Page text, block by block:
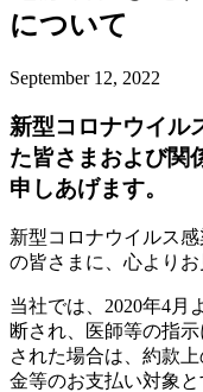
について
September 12, 2022
新型コロナウイル
た皆さまおよび関
申しあげます。
新型コロナウイルス
の皆さまに、心よりお
当社では、2020年4月
断され、医師等の指
された場合は、約款
金等のお支払い対象